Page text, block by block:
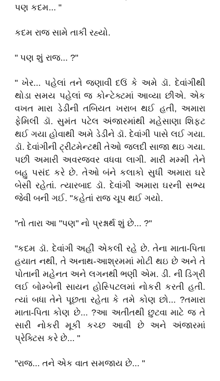
પણ કદમ... "
કદમ રાજ સામે તાકી રહ્યો.
" પણ શું રાજ... ?"
" ખેર... પહેલાં તને જણાવી દઉં કે અમે ડૉ. દેવાંગીથી
થોડા સમય પહેલાં જ કોન્ટેક્ટમાં આવ્યા છીએ. એક
વખત મારા ડેડીની તબિયત ખરાબ થઈ હતી, અમારા
ફેમિલી ડૉ. સુમંત પટેલ અંજારમાંથી મહેસાણા શિફ્ટ
થઈ ગયા હોવાથી અમે ડેડીને ડૉ. દેવાંગી પાસે લઈ ગયા.
ડૉ. દેવાંગીની ટ્રીટમેન્ટથી તેઓ જલદી સાજા થઇ ગયા.
પછી અમારી અવરજવર વધવા લાગી. મારી મમ્મી તેને
બહુ પસંદ કરે છે. તેઓ બંને કલાકો સુધી અમારા ઘરે
બેસી રહેતાં. ત્યારબાદ ડૉ. દેવાંગી અમારા ઘરની સભ્ય
જેવી બની ગઈ. "કહેતાં રાજ ચૂપ થઈ ગયો.
"તો તારા આ "પણ" નો પ્રશ્નાર્થ શું છે... ?"
"કદમ ડૉ. દેવાંગી અહીં એકલી રહે છે. તેના માતા-પિતા
હયાત નથી, તે અનાથ-આશ્રમમાં મોટી થઇ છે અને તે
પોતાની મહેનત અને લગનથી ભણી એમ. ડી. ની ડિગ્રી
લઈ બોમ્બેની સાયન હોસ્પિટલમાં નોકરી કરતી હતી.
ત્યાં બધા તેને પૂછતા રહેતા કે તમે કોણ છો... ?તમારા
માતા-પિતા કોણ છે... ?આ અતીતથી છુટવા માટે જ તે
સારી નોકરી મૂકી કચ્છ આવી છે અને અંજારમાં
પ્રેક્ટિસ કરે છે... "
"રાજ... તને એક વાત સમજાય છે... "